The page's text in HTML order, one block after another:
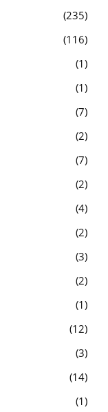
235
116
1
1
7
2
7
2
4
2
3
2
1
12
3
14
1